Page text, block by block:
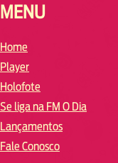
MENU
Home
Player
Holofote
Se liga na FM O Dia
Lançamentos
Fale Conosco